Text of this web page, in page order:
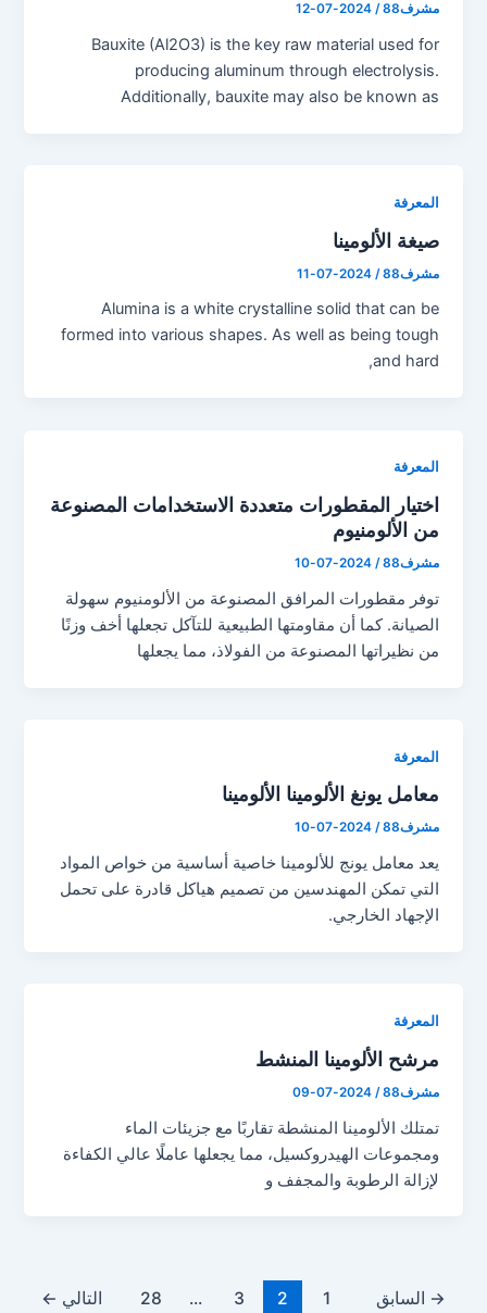
مشرف88 /
2024-07-12
Bauxite (Al2O3) is the key raw material used for
producing aluminum through electrolysis.
Additionally, bauxite may also be known as
المعرفة
صيغة الألومينا
مشرف88 /
2024-07-11
Alumina is a white crystalline solid that can be
formed into various shapes. As well as being tough
and hard,
المعرفة
اختيار المقطورات متعددة الاستخدامات المصنوعة
من الألومنيوم
مشرف88 /
2024-07-10
توفر مقطورات المرافق المصنوعة من الألومنيوم سهولة
الصيانة. كما أن مقاومتها الطبيعية للتآكل تجعلها أخف وزنًا
من نظيراتها المصنوعة من الفولاذ، مما يجعلها
المعرفة
معامل يونغ الألومينا الألومينا
مشرف88 /
2024-07-10
يعد معامل يونج للألومينا خاصية أساسية من خواص المواد
التي تمكن المهندسين من تصميم هياكل قادرة على تحمل
الإجهاد الخارجي.
المعرفة
مرشح الألومينا المنشط
مشرف88 /
2024-07-09
تمتلك الألومينا المنشطة تقاربًا مع جزيئات الماء
ومجموعات الهيدروكسيل، مما يجعلها عاملًا عالي الكفاءة
لإزالة الرطوبة والمجفف و
→ السابق 1
2
3
...
28 التالي ←